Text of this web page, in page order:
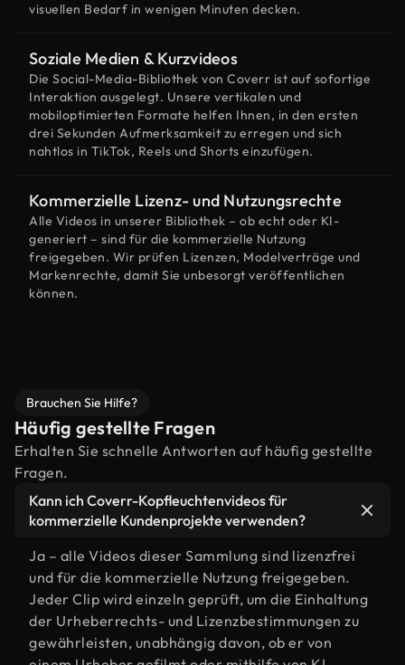
visuellen Bedarf in wenigen Minuten decken.
Soziale Medien & Kurzvideos
Die Social-Media-Bibliothek von Coverr ist auf sofortige
Interaktion ausgelegt. Unsere vertikalen und
mobiloptimierten Formate helfen Ihnen, in den ersten
drei Sekunden Aufmerksamkeit zu erregen und sich
nahtlos in TikTok, Reels und Shorts einzufügen.
Kommerzielle Lizenz- und Nutzungsrechte
Alle Videos in unserer Bibliothek – ob echt oder KI-
generiert – sind für die kommerzielle Nutzung
freigegeben. Wir prüfen Lizenzen, Modelverträge und
Markenrechte, damit Sie unbesorgt veröffentlichen
können.
Brauchen Sie Hilfe?
Häufig gestellte Fragen
Erhalten Sie schnelle Antworten auf häufig gestellte
Fragen.
Kann ich Coverr-Kopfleuchtenvideos für
kommerzielle Kundenprojekte verwenden?
Ja – alle Videos dieser Sammlung sind lizenzfrei
und für die kommerzielle Nutzung freigegeben.
Jeder Clip wird einzeln geprüft, um die Einhaltung
der Urheberrechts- und Lizenzbestimmungen zu
gewährleisten, unabhängig davon, ob er von